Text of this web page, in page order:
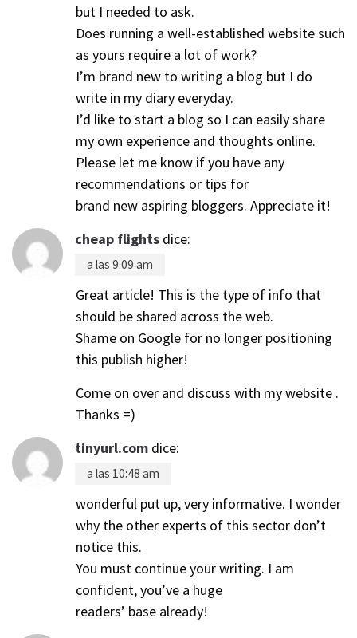
but I needed to ask.
Does running a well-established website such
as yours require a lot of work?
I’m brand new to writing a blog but I do
write in my diary everyday.
I’d like to start a blog so I can easily share
my own experience and thoughts online.
Please let me know if you have any
recommendations or tips for
brand new aspiring bloggers. Appreciate it!
cheap flights dice:
a las 9:09 am
Great article! This is the type of info that
should be shared across the web.
Shame on Google for no longer positioning
this publish higher!
Come on over and discuss with my website .
Thanks =)
tinyurl.com dice:
a las 10:48 am
wonderful put up, very informative. I wonder
why the other experts of this sector don’t
notice this.
You must continue your writing. I am
confident, you’ve a huge
readers’ base already!